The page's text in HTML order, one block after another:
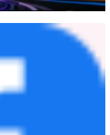
solutions continues to
to advancing solar
development and
with customers and
will continue to
PV technologies and
energy future.